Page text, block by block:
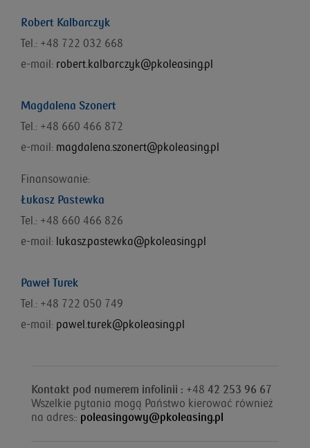
Robert Kalbarczyk
Tel.: +48 722 032 668
e-mail: robert.kalbarczyk@pkoleasing.pl
Magdalena Szonert
Tel.: +48 660 466 872
e-mail: magdalena.szonert@pkoleasing.pl
Finansowanie:
Łukasz Pastewka
Tel.: +48 660 466 826
e-mail: lukasz.pastewka@pkoleasing.pl
Paweł Turek
Tel.: +48 722 050 749
e-mail: pawel.turek@pkoleasing.pl
Kontakt pod numerem infolinii : +48 42 253 96 67
Wszelkie pytania mogą Państwo kierować również
na adres:: poleasingowy@pkoleasing.pl